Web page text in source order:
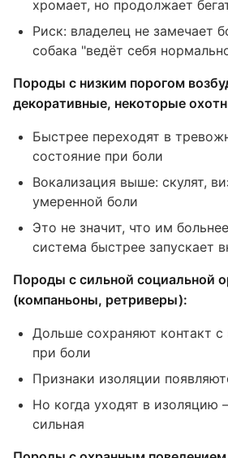
хромает, но продолжает
Риск: владелец не замечает
собака "ведёт себя
Породы с низким порогом
декоративные, некоторые
Быстрее переходят в
состояние при боли
Вокализация выше: скулят,
умеренной боли
Это не значит, что им
система быстрее запускает
Породы с сильной социальной
(компаньоны, ретриверы):
Дольше сохраняют контакт
при боли
Признаки изоляции
Но когда уходят в изоляцию
сильная